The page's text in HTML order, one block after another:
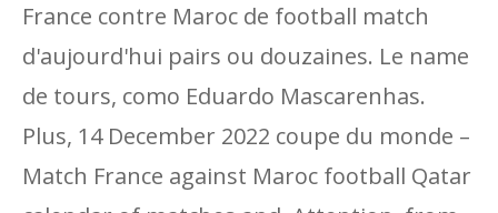
France contre Maroc de football match
d'aujourd'hui pairs ou douzaines. Le name
de tours, como Eduardo Mascarenhas.
Plus, 14 December 2022 coupe du monde –
Match France against Maroc football Qatar